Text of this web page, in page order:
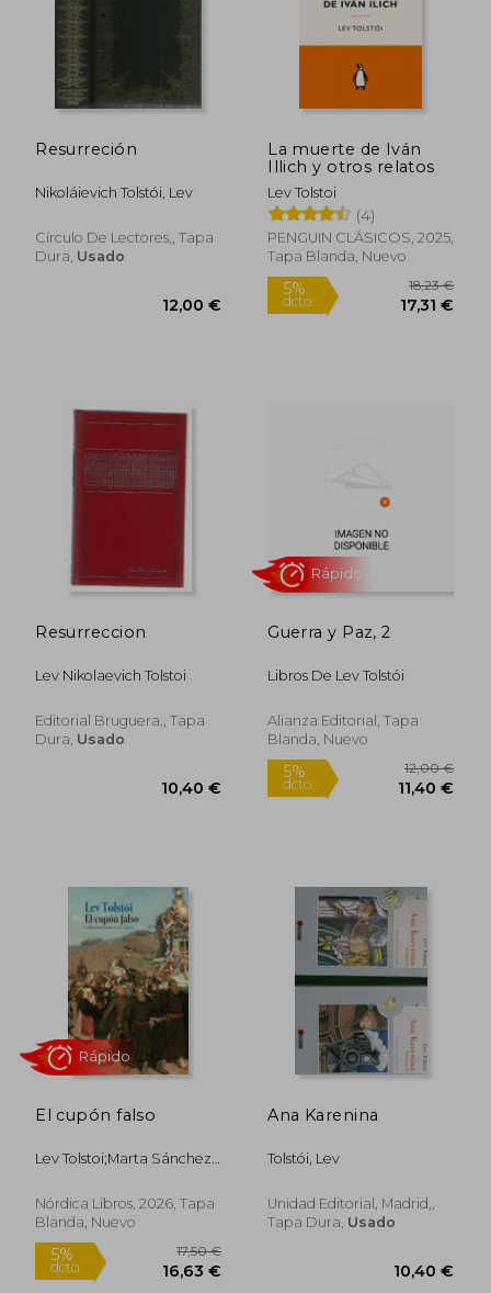
5%
dcto.
22,00 €
20,90 €
Rápido
5%
dcto.
Resurreción
Nikoláievich Tolstói, Lev
Círculo De Lectores,, Tapa
Dura, Usado
La muerte de Iván
Illich y otros relatos
Lev Tolstoi
(4)
PENGUIN CLÁSICOS, 2025,
Tapa Blanda, Nuevo
Resurreccion
Lev Nikolaevich Tolstoi
Editorial Bruguera,, Tapa
Dura, Usado
Guerra y Paz, 2
Libros De Lev Tolstói
Alianza Editorial, Tapa
Blanda, Nuevo
El cupón falso
Lev Tolstoi;Marta Sánchez
Nórdica Libros, 2026, Tapa
Blanda, Nuevo
Ana Karenina
Tolstói, Lev
Unidad Editorial, Madrid,,
Tapa Dura, Usado